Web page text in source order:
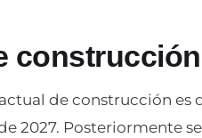
construcción
de construcción es
2027. Posteriormente